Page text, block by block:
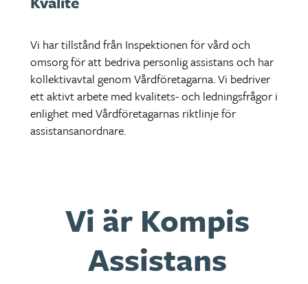
Vi har tillstånd från Inspektionen för vård och
omsorg för att bedriva personlig assistans och har
kollektivavtal genom Vårdföretagarna. Vi bedriver
ett aktivt arbete med kvalitets- och ledningsfrågor i
enlighet med Vårdföretagarnas riktlinje för
assistansanordnare.
Vi är Kompis
Assistans